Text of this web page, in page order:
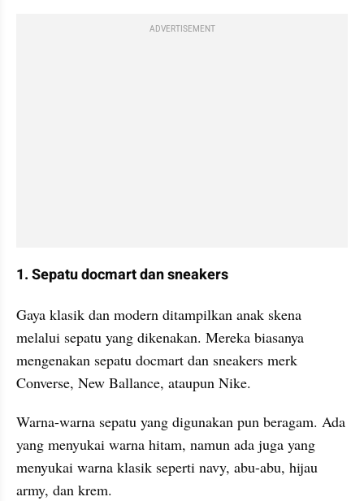
ADVERTISEMENT
1. Sepatu docmart dan sneakers
Gaya klasik dan modern ditampilkan anak skena
melalui sepatu yang dikenakan. Mereka biasanya
mengenakan sepatu docmart dan sneakers merk
Converse, New Ballance, ataupun Nike.
Warna-warna sepatu yang digunakan pun beragam. Ada
yang menyukai warna hitam, namun ada juga yang
menyukai warna klasik seperti navy, abu-abu, hijau
army, dan krem.